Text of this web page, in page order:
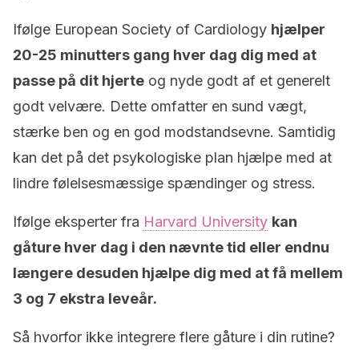
Ifølge European Society of Cardiology hjælper
20-25 minutters gang hver dag dig med at
passe på dit hjerte og nyde godt af et generelt
godt velvære. Dette omfatter en sund vægt,
stærke ben og en god modstandsevne. Samtidig
kan det på det psykologiske plan hjælpe med at
lindre følelsesmæssige spændinger og stress.
Ifølge eksperter fra Harvard University kan
gåture hver dag i den nævnte tid eller endnu
længere desuden hjælpe dig med at få mellem
3 og 7 ekstra leveår.
Så hvorfor ikke integrere flere gåture i din rutine?